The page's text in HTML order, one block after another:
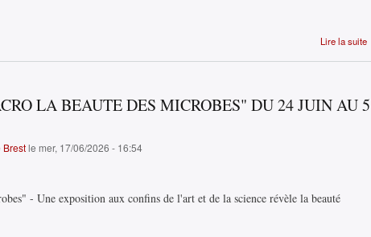
Lire la suite
LA BEAUTE DES MICROBES" DU 24 JUIN AU 5
Brestle mer, 17/06/2026 - 16:54
- Une exposition aux confins de l'art et de la science révèle la beauté